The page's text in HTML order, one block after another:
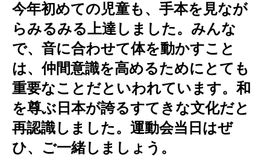
今年初めての児童も、手本を見なが
らみるみる上達しました。みんな
で、音に合わせて体を動かすこと
は、仲間意識を高めるためにとても
重要なことだといわれています。和
を尊ぶ日本が誇るすてきな文化だと
再認識しました。運動会当日はぜ
ひ、ご一緒しましょう。